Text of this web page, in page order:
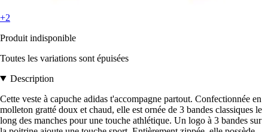
+2
Produit indisponible
Toutes les variations sont épuisées
Description
Cette veste à capuche adidas t'accompagne partout. Confectionnée en
molleton gratté doux et chaud, elle est ornée de 3 bandes classiques le
long des manches pour une touche athlétique. Un logo à 3 bandes sur